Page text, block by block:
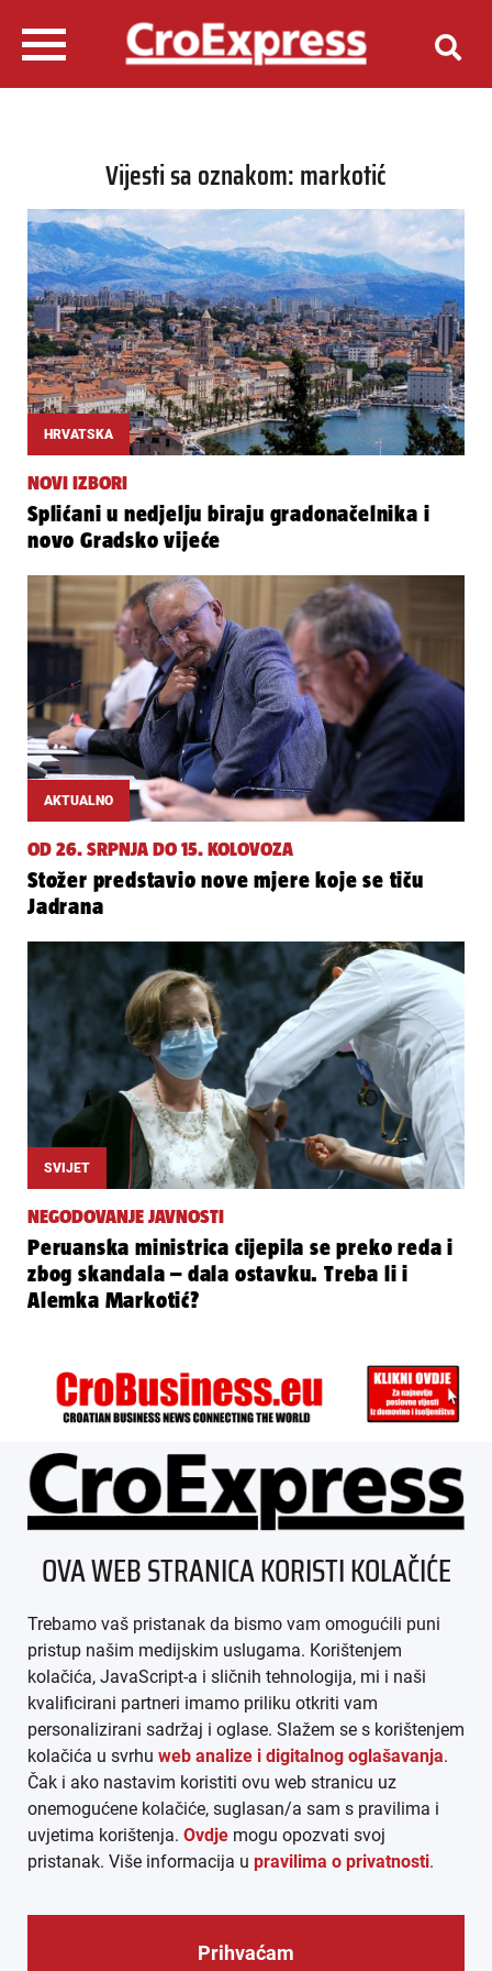
Vijesti sa oznakom: markotić
HRVATSKA
NOVI IZBORI
Splićani u nedjelju biraju gradonačelnika i
novo Gradsko vijeće
AKTUALNO
OD 26. SRPNJA DO 15. KOLOVOZA
Stožer predstavio nove mjere koje se tiču
Jadrana
SVIJET
NEGODOVANJE JAVNOSTI
Peruanska ministrica cijepila se preko reda i
zbog skandala – dala ostavku. Treba li i
Alemka Markotić?
ÜBER UNS
IMPRESSUM
AGB
DATENSCHUTZ
MEDIADATEN
ARHIVA (PDF)
OVA WEB STRANICA KORISTI KOLAČIĆE
Trebamo vaš pristanak da bismo vam omogućili puni
pristup našim medijskim uslugama. Korištenjem
kolačića, JavaScript-a i sličnih tehnologija, mi i naši
kvalificirani partneri imamo priliku otkriti vam
personalizirani sadržaj i oglase. Slažem se s korištenjem
kolačića u svrhu web analize i digitalnog oglašavanja.
Čak i ako nastavim koristiti ovu web stranicu uz
onemogućene kolačiće, suglasan/a sam s pravilima i
uvjetima korištenja. Ovdje mogu opozvati svoj
pristanak. Više informacija u pravilima o privatnosti.
Prihvaćam